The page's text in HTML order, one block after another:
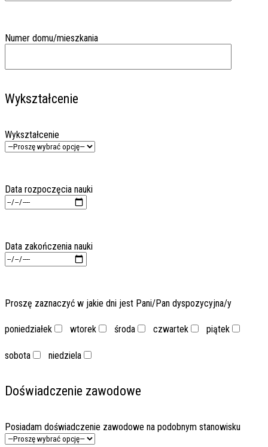
Numer domu/mieszkania
Wykształcenie
Wykształcenie
Data rozpoczęcia nauki
Data zakończenia nauki
Proszę zaznaczyć w jakie dni jest Pani/Pan dyspozycyjna/y
poniedziałek wtorek środa czwartek piątek
sobota niedziela
Doświadczenie zawodowe
Posiadam doświadczenie zawodowe na podobnym stanowisku